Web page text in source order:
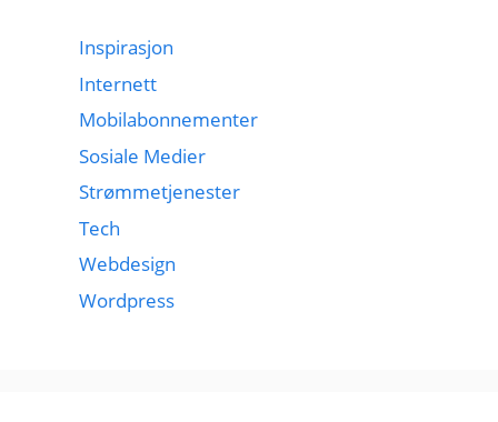
Inspirasjon
Internett
Mobilabonnementer
Sosiale Medier
Strømmetjenester
Tech
Webdesign
Wordpress